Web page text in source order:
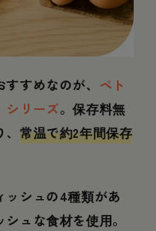
すめなのが、 ペト
シリーズ。保存料無
常温で約2年間保存
ッシュの4種類があ
ュな食材を使用。